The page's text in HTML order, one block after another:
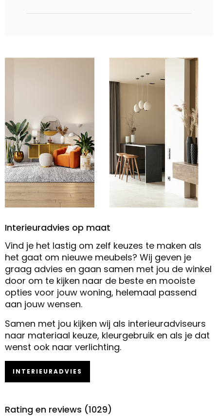
Interieuradvies op maat
Vind je het lastig om zelf keuzes te maken als
het gaat om nieuwe meubels? Wij geven je
graag advies en gaan samen met jou de winkel
door om te kijken naar de beste en mooiste
opties voor jouw woning, helemaal passend
aan jouw wensen.
Samen met jou kijken wij als interieuradviseurs
naar materiaal keuze, kleurgebruik en als je dat
wenst ook naar verlichting.
INTERIEURADVIES
Rating en reviews (1029)